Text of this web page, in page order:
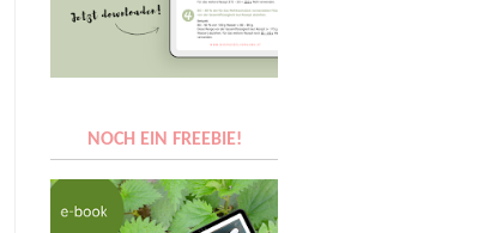
NOCH EIN FREEBIE!